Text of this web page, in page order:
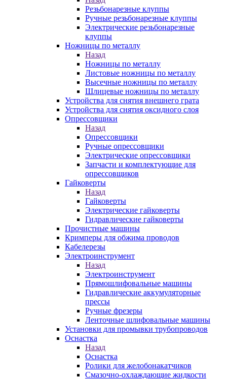
Резьбонарезные клуппы
Ручные резьбонарезные клуппы
Электрические резьбонарезные
клуппы
Ножницы по металлу
Назад
Ножницы по металлу
Листовые ножницы по металлу
Высечные ножницы по металлу
Шлицевые ножницы по металлу
Устройства для снятия внешнего грата
Устройства для снятия оксидного слоя
Опрессовщики
Назад
Опрессовщики
Ручные опрессовщики
Электрические опрессовщики
Запчасти и комплектующие для
опрессовщиков
Гайковерты
Назад
Гайковерты
Электрические гайковерты
Гидравлические гайковерты
Прочистные машины
Кримперы для обжима проводов
Кабелерезы
Электроинструмент
Назад
Электроинструмент
Прямошлифовальные машины
Гидравлические аккумуляторные
прессы
Ручные фрезеры
Ленточные шлифовальные машины
Установки для промывки трубопроводов
Оснастка
Назад
Оснастка
Ролики для желобонакатчиков
Смазочно-охлаждающие жидкости